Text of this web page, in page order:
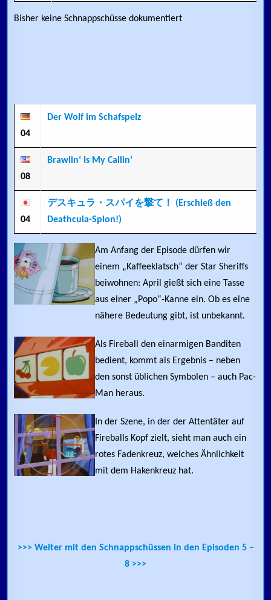
Bisher keine Schnappschüsse dokumentiert
04
Der Wolf im Schafspelz
08
Brawlin‘ Is My Callin‘
04
デスキュラ・スパイを撃て！ (Erschieß den
Deathcula-Spion!)
Am Anfang der Episode dürfen wir
einem „Kaffeeklatsch“ der Star Sheriffs
beiwohnen: April gießt sich eine Tasse
aus einer „Popo“-Kanne ein. Ob es eine
nähere Bedeutung gibt, ist unbekannt.
Als Fireball den einarmigen Banditen
bedient, kommt als Ergebnis – neben
den sonst üblichen Symbolen – auch Pac-
Man heraus.
In der Szene, in der der Attentäter auf
Fireballs Kopf zielt, sieht man auch ein
rotes Fadenkreuz, welches Ähnlichkeit
mit dem Hakenkreuz hat.
>>> Weiter mit den Schnappschüssen in den Episoden 5 –
8 >>>